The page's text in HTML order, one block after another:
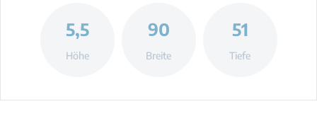
5,5
Höhe
90
Breite
51
Tiefe